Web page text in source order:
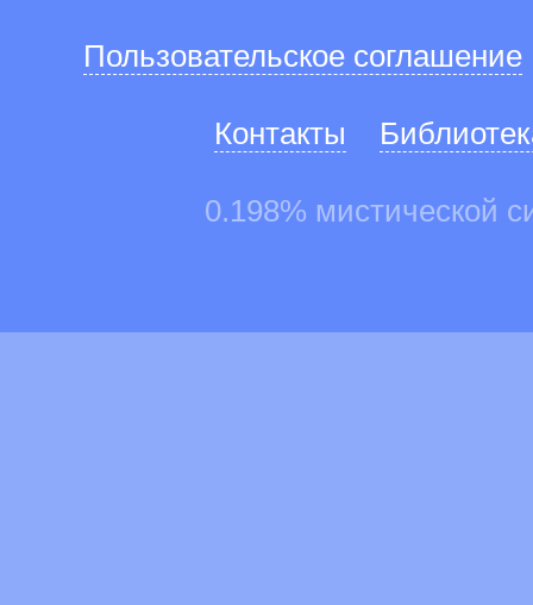
Пользовательское соглашение
Контакты
0.198% мистической